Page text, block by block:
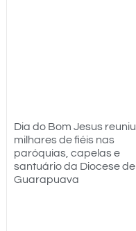
Dia do Bom Jesus reuniu
milhares de fiéis nas
paróquias, capelas e
santuário da Diocese de
Guarapuava